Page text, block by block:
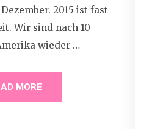
2015 ist fast
Wir sind nach 10
wieder …
MORE